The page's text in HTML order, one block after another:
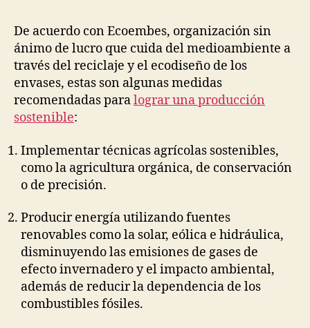
publicación
publicación
De acuerdo con Ecoembes, organización sin
ánimo de lucro que cuida del medioambiente a
través del reciclaje y el ecodiseño de los
envases, estas son algunas medidas
recomendadas paralograr una producción
sostenible:
Implementar técnicas agrícolas sostenibles,
como la agricultura orgánica, de conservación
o de precisión.
Producir energía utilizando fuentes
renovables como la solar, eólica e hidráulica,
disminuyendo las emisiones de gases de
efecto invernadero y el impacto ambiental,
además de reducir la dependencia de los
combustibles fósiles.